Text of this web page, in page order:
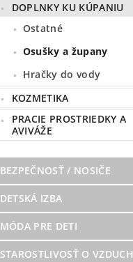
DOPLNKY KU KÚPANIU
Ostatné
Osušky a župany
Hračky do vody
KOZMETIKA
PRACIE PROSTRIEDKY A
AVIVÁŽE
BEZPEČNOSŤ / NOSIČE
DETSKÁ IZBA
MÓDA PRE DETI
STAROSTLIVOSŤ O VZDUCH